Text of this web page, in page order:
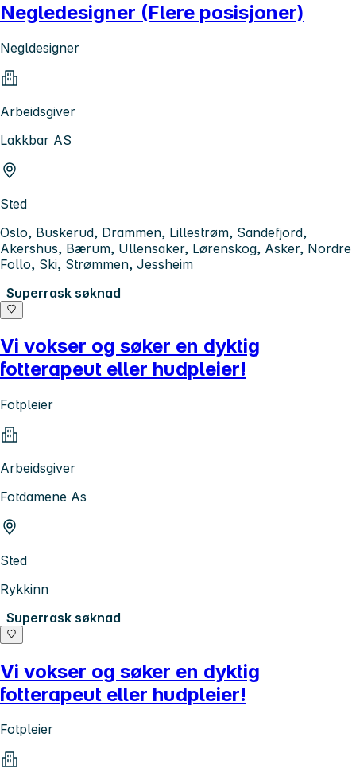
Negledesigner (Flere posisjoner)
Negldesigner
Arbeidsgiver
Lakkbar AS
Sted
Oslo, Buskerud, Drammen, Lillestrøm, Sandefjord,
Akershus, Bærum, Ullensaker, Lørenskog, Asker, Nordre
Follo, Ski, Strømmen, Jessheim
Superrask søknad
Vi vokser og søker en dyktig
fotterapeut eller hudpleier!
Fotpleier
Arbeidsgiver
Fotdamene As
Sted
Rykkinn
Superrask søknad
Vi vokser og søker en dyktig
fotterapeut eller hudpleier!
Fotpleier